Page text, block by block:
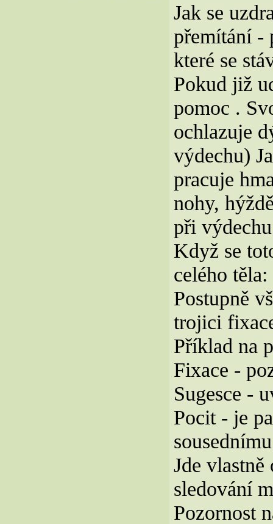
Jak se
přemítání -
které se
Pokud již
pomoc .
ochlazuje
výdechu)
pracuje
nohy,
při
Když se
celého těla:
Postupně
trojici
Příklad na
Fixace -
Sugesce -
Pocit - je
Jde
sledování
Pozornost